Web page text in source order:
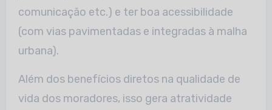
comunicação etc.) e ter boa acessibilidade
(com vias pavimentadas e integradas à malha
urbana).
Além dos benefícios diretos na qualidade de
vida dos moradores, isso gera atratividade